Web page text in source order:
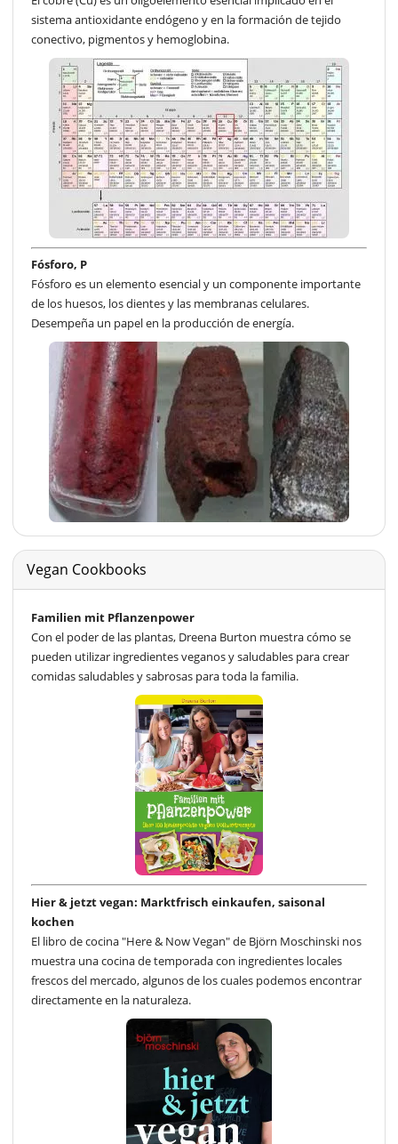
sistema antioxidante endógeno y en la formación de tejido
conectivo, pigmentos y hemoglobina.
Fósforo, P
Fósforo es un elemento esencial y un componente importante
de los huesos, los dientes y las membranas celulares.
Desempeña un papel en la producción de energía.
Vegan Cookbooks
Familien mit Pflanzenpower
Con el poder de las plantas, Dreena Burton muestra cómo se
pueden utilizar ingredientes veganos y saludables para crear
comidas saludables y sabrosas para toda la familia.
Hier & jetzt vegan: Marktfrisch einkaufen, saisonal
kochen
El libro de cocina "Here & Now Vegan" de Björn Moschinski nos
muestra una cocina de temporada con ingredientes locales
frescos del mercado, algunos de los cuales podemos encontrar
directamente en la naturaleza.